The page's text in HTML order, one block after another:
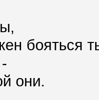
бояться
они.